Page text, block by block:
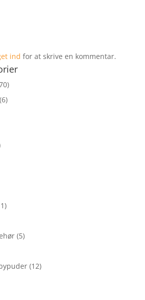
ind for at skrive en kommentar.
(6)
(5)
(12)